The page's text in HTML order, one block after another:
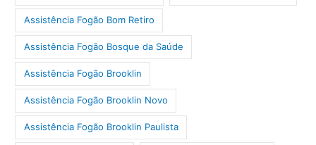
Assistência Fogão Bom Retiro
Assistência Fogão Bosque da Saúde
Assistência Fogão Brooklin
Assistência Fogão Brooklin Novo
Assistência Fogão Brooklin Paulista